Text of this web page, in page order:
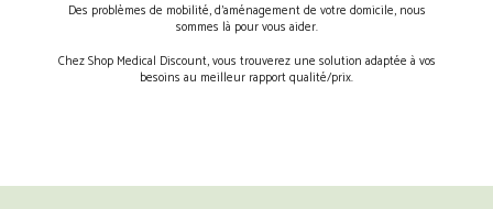
Des problèmes de mobilité, d’aménagement de votre domicile, nous
sommes là pour vous aider.
Chez Shop Medical Discount, vous trouverez une solution adaptée à vos
besoins au meilleur rapport qualité/prix.